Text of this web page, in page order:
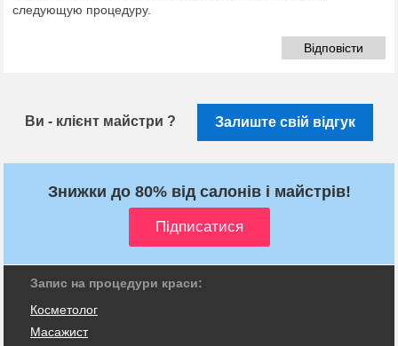
следующую процедуру.
Відповісти
Ви - клієнт майстри ? Залиште свій відгук
Знижки до 80% від салонів і майстрів!
Запис на процедури краси:
Косметолог
Масажист